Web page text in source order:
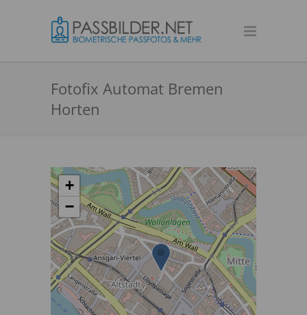
Fotofix Automat Bremen
Horten
+
−